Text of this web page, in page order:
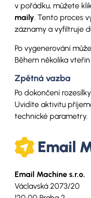
v pořádku, můžete
maily. Tento proces
záznamy a vyfiltruje
Po vygenerování
Během několika
Zpětná vazba
Po dokončení
Uvidíte aktivitu
technické parametry.
Email Machine s.r.o.
Václavská 2073/20